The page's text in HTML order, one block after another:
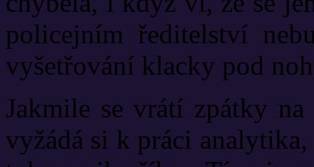
policejním ředitelství
vyšetřování klacky pod
Jakmile se vrátí zpátky
vyžádá si k práci